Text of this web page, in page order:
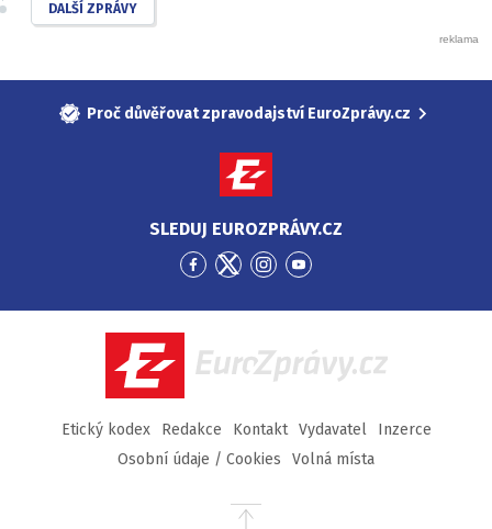
DALŠÍ ZPRÁVY
Proč důvěřovat zpravodajství EuroZprávy.cz
SLEDUJ EUROZPRÁVY.CZ
Přejít
Facebook
Přejít
Twitter
Přejít
Instagram
Přejít
YouTube
EuroZprávy.cz
Etický kodex Redakce Kontakt Vydavatel
Inzerce
Osobní údaje / Cookies
Volná místa
Přejít